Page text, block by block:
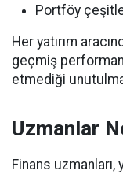
Portföy
Her yatırım
geçmiş
etmediği
Uzmanlar
Finans uzmanları,